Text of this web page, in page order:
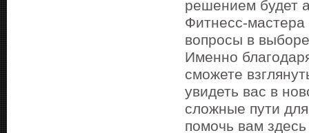
решением будет
Фитнесс-
вопросы в
Именно
сможете
увидеть вас в
сложные пути
помочь вам